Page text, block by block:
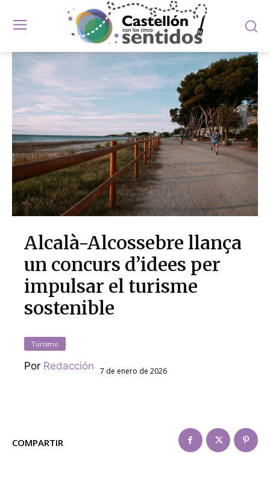
Alcalà-Alcossebre llança
un concurs d’idees per
impulsar el turisme
sostenible
Turismo
Por Redacción 7 de enero de 2026
COMPARTIR